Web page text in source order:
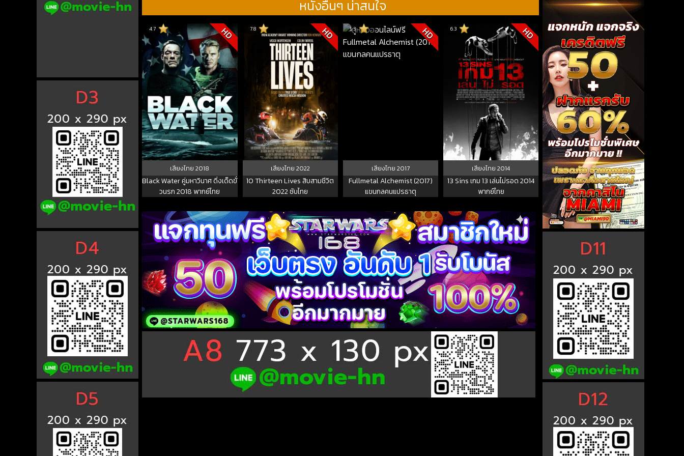
หนังอื่นๆ น่าสนใจ
4.7 HD
เสียงไทย2018
Black Water คู่มหาวินาศ ดิ่งเด็ดขั่
วนรก 2018 พากย์ไทย
7.8 HD
เสียงไทย 2022
10 Thirteen Lives สิบสามชีวิต
2022 ซับไทย
5.3 HD
เสียงไทย 2017
Fullmetal Alchemist (2017)
แขนกลคนแปรธาตุ
6.3 HD
เสียงไทย2014
13 Sins เกม 13 เล่นไม่รอด 2014
พากย์ไทย